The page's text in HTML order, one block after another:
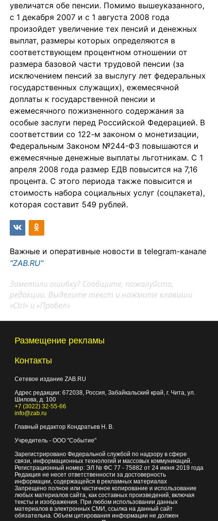
увеличатся обе пенсии. Помимо вышеуказанного,
с 1 декабря 2007 и с 1 августа 2008 года
произойдет увеличение тех пенсий и денежных
выплат, размеры которых определяются в
соответствующем процентном отношении от
размера базовой части трудовой пенсии (за
исключением пенсий за выслугу лет федеральных
государственных служащих), ежемесячной
доплаты к государственной пенсии и
ежемесячного пожизненного содержания за
особые заслуги перед Российской Федерацией. В
соответствии со 122-м законом о монетизации,
Федеральным Законом №244-ФЗ повышаются и
ежемесячные денежные выплаты льготникам. С 1
апреля 2008 года размер ЕДВ повысится на 7,16
процента. С этого периода также повысится и
стоимость набора социальных услуг (соцпакета),
которая составит 549 рублей.
Важные и оперативные новости в telegram-канале
"ZAB.RU"
Заметили ошибку? Сообщите, пожалуйста,
редакции. Выделите текст и нажмите клавиши
«Ctrl» и «Пробел»
Размещение рекламы
Контакты
Сетевое издание ZAB.RU
Адрес редакции: 672038, Россия, Забайкальский край, г. Чита, ул.
Шилова, д. 100
+7 (3022) 32-55-66
info@zab.ru
Главный редактор Кондратьев Н. В.
Учредитель - ООО "Событие"
Зарегистрировано Федеральной службой по надзору в сфере
связи, информационных технологий и массовых коммуникаций.
Регистрационный номер: ЭЛ № ФС 77 - 75882 от 24 июня 2019 года
Редакция не несет ответственности за достоверность
информации, содержащейся в рекламных материалах
Запрещено полное или частичное копирование и использование
любых материалов сайта, как составных произведений, включая
тексты и изображения. При любом использовании данных
материалов в электронных СМИ, ссылка на данный сайт
обязательна. Объем цитирования информации не должен